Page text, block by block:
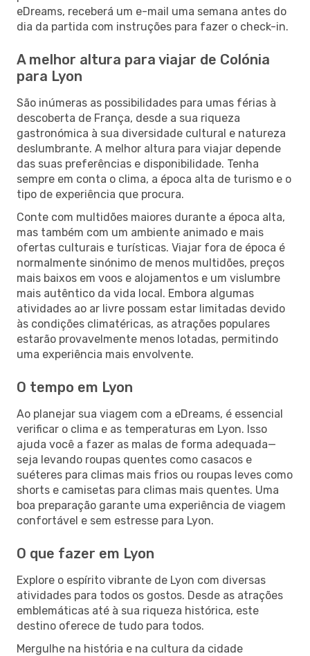
eDreams, receberá um e-mail uma semana antes do
dia da partida com instruções para fazer o check-in.
A melhor altura para viajar de Colónia
para Lyon
São inúmeras as possibilidades para umas férias à
descoberta de França, desde a sua riqueza
gastronómica à sua diversidade cultural e natureza
deslumbrante. A melhor altura para viajar depende
das suas preferências e disponibilidade. Tenha
sempre em conta o clima, a época alta de turismo e o
tipo de experiência que procura.
Conte com multidões maiores durante a época alta,
mas também com um ambiente animado e mais
ofertas culturais e turísticas. Viajar fora de época é
normalmente sinónimo de menos multidões, preços
mais baixos em voos e alojamentos e um vislumbre
mais autêntico da vida local. Embora algumas
atividades ao ar livre possam estar limitadas devido
às condições climatéricas, as atrações populares
estarão provavelmente menos lotadas, permitindo
uma experiência mais envolvente.
O tempo em Lyon
Ao planejar sua viagem com a eDreams, é essencial
verificar o clima e as temperaturas em Lyon. Isso
ajuda você a fazer as malas de forma adequada—
seja levando roupas quentes como casacos e
suéteres para climas mais frios ou roupas leves como
shorts e camisetas para climas mais quentes. Uma
boa preparação garante uma experiência de viagem
confortável e sem estresse para Lyon.
O que fazer em Lyon
Explore o espírito vibrante de Lyon com diversas
atividades para todos os gostos. Desde as atrações
emblemáticas até à sua riqueza histórica, este
destino oferece de tudo para todos.
Mergulhe na história e na cultura da cidade